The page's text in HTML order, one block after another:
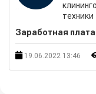
техники
Заработная
19.06.2022 13:46